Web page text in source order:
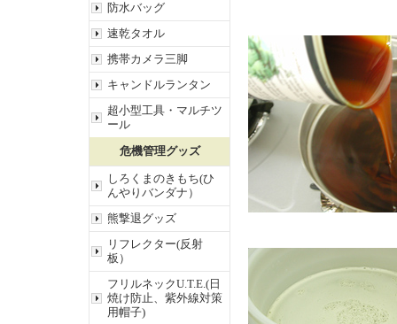
防水バッグ
速乾タオル
携帯カメラ三脚
キャンドルランタン
超小型工具・マルチツ
ール
危機管理グッズ
しろくまのきもち(ひ
んやりバンダナ）
熊撃退グッズ
リフレクター(反射
板）
フリルネックU.T.E.(日
焼け防止、紫外線対策
用帽子)